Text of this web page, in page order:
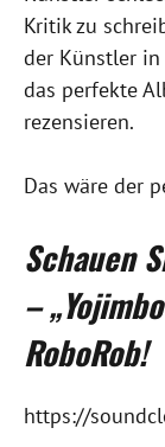
Kritik zu
der Künstler
das perfekte
rezensieren.
Das wäre der
Schauen
–
RoboRob!
https://